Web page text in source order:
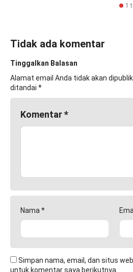
1
Tidak ada komentar
Tinggalkan Balasan
Alamat email Anda tidak akan
ditandai *
Komentar*
Nama *
Simpan nama, email, dan situs
untuk komentar saya berikutnya.